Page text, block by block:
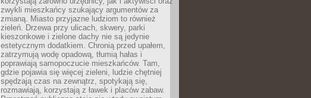
zwykli mieszkańcy szukający argumentów za
zmianą. Miasto przyjazne ludziom to również
zieleń. Drzewa przy ulicach, skwery, parki
kieszonkowe i zielone dachy nie są jedynie
estetycznym dodatkiem. Chronią przed upałem,
zatrzymują wodę opadową, tłumią hałas i
poprawiają samopoczucie mieszkańców. Tam,
gdzie pojawia się więcej zieleni, ludzie chętniej
spędzają czas na zewnątrz, spotykają się,
rozmawiają, korzystają z ławek i placów zabaw.